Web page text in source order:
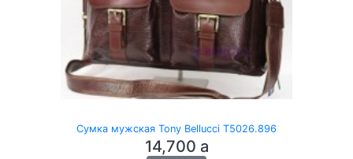
Сумка мужская Tony Bellucci T5026.896
14,700 a